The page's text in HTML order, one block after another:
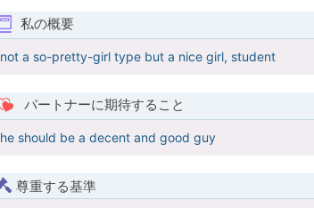
私の概要
not a so-pretty-girl type but a nice girl, student
パートナーに期待すること
he should be a decent and good guy
尊重する基準